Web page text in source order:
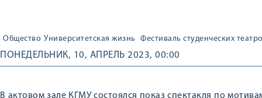
Общество Университетская жизнь Фестиваль студенческих
ПОНЕДЕЛЬНИК, 10, АПРЕЛЬ 2023, 00:00
В актовом зале КГМУ состоялся показ спектакля по